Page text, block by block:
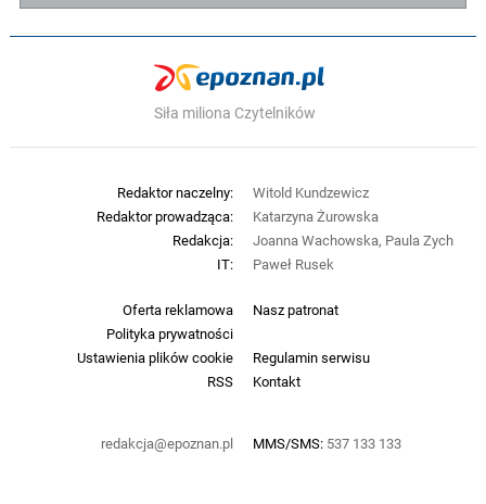
Siła miliona Czytelników
Oferta reklamowa
Nasz patronat
Polityka prywatności
Ustawienia plików cookie
Regulamin serwisu
RSS
Kontakt
redakcja@epoznan.pl MMS/SMS: 537 133 133
Redaktor naczelny:
Witold Kundzewicz
Redaktor prowadząca:
Katarzyna Żurowska
Redakcja:
Joanna Wachowska, Paula Zych
IT:
Paweł Rusek